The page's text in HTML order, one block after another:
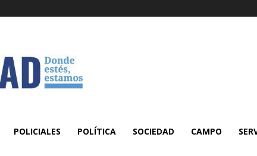
POLICIALES POLÍTICA SOCIEDAD CAMPO